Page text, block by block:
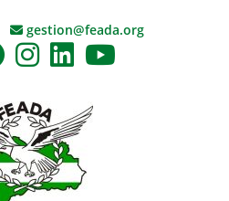
gestion@feada.org